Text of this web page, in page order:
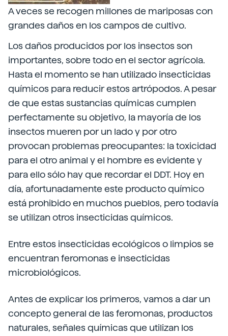
A veces se recogen millones de mariposas con
grandes daños en los campos de cultivo.
Los daños producidos por los insectos son
importantes, sobre todo en el sector agrícola.
Hasta el momento se han utilizado insecticidas
químicos para reducir estos artrópodos. A pesar
de que estas sustancias químicas cumplen
perfectamente su objetivo, la mayoría de los
insectos mueren por un lado y por otro
provocan problemas preocupantes: la toxicidad
para el otro animal y el hombre es evidente y
para ello sólo hay que recordar el DDT. Hoy en
día, afortunadamente este producto químico
está prohibido en muchos pueblos, pero todavía
se utilizan otros insecticidas químicos.
Entre estos insecticidas ecológicos o limpios se
encuentran feromonas e insecticidas
microbiológicos.
Antes de explicar los primeros, vamos a dar un
concepto general de las feromonas, productos
naturales, señales químicas que utilizan los